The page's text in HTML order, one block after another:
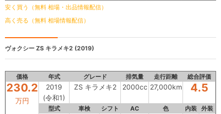
安く買う（無料 相場・出品情報配信）
高く売る（無料 相場情報配信）
ヴォクシー ZS キラメキ2 (2019)
価格 年式 グレード 排気量 走行距離 総合評価
230.2
万円
2019
(令和1)
ZS キラメキ2 2000cc 27,000km 4.5
型式 車検 シフト AC 色 内装 外装